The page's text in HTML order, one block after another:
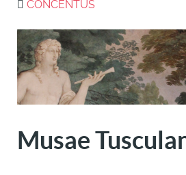
CONCENTUS
Musae